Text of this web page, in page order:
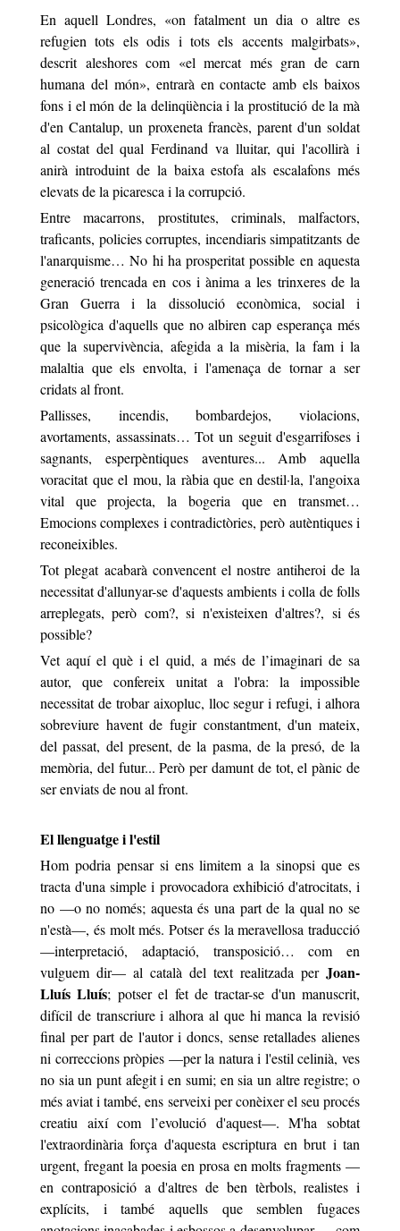
En aquell Londres, «on fatalment un dia o altre es
refugien tots els odis i tots els accents malgirbats»,
descrit aleshores com «el mercat més gran de carn
humana del món», entrarà en contacte amb els baixos
fons i el món de la delinqüència i la prostitució de la mà
d'en Cantalup, un proxeneta francès, parent d'un soldat
al costat del qual Ferdinand va lluitar, qui l'acollirà i
anirà introduint de la baixa estofa als escalafons més
elevats de la picaresca i la corrupció.
Entre macarrons, prostitutes, criminals, malfactors,
traficants, policies corruptes, incendiaris simpatitzants de
l'anarquisme… No hi ha prosperitat possible en aquesta
generació trencada en cos i ànima a les trinxeres de la
Gran Guerra i la dissolució econòmica, social i
psicològica d'aquells que no albiren cap esperança més
que la supervivència, afegida a la misèria, la fam i la
malaltia que els envolta, i l'amenaça de tornar a ser
cridats al front.
Pallisses, incendis, bombardejos, violacions,
avortaments, assassinats… Tot un seguit d'esgarrifoses i
sagnants, esperpèntiques aventures... Amb aquella
voracitat que el mou, la ràbia que en destil·la, l'angoixa
vital que projecta, la bogeria que en transmet…
Emocions complexes i contradictòries, però autèntiques i
reconeixibles.
Tot plegat acabarà convencent el nostre antiheroi de la
necessitat d'allunyar-se d'aquests ambients i colla de folls
arreplegats, però com?, si n'existeixen d'altres?, si és
possible?
Vet aquí el què i el quid, a més de l’imaginari de sa
autor, que confereix unitat a l'obra: la impossible
necessitat de trobar aixopluc, lloc segur i refugi, i alhora
sobreviure havent de fugir constantment, d'un mateix,
del passat, del present, de la pasma, de la presó, de la
memòria, del futur... Però per damunt de tot, el pànic de
ser enviats de nou al front.
El llenguatge i l'estil
Hom podria pensar si ens limitem a la sinopsi que es
tracta d'una simple i provocadora exhibició d'atrocitats, i
no —o no només; aquesta és una part de la qual no se
n'està—, és molt més. Potser és la meravellosa traducció
—interpretació, adaptació, transposició… com en
vulguem dir— al català del text realitzada per Joan-
Lluís Lluís; potser el fet de tractar-se d'un manuscrit,
difícil de transcriure i alhora al que hi manca la revisió
final per part de l'autor i doncs, sense retallades alienes
ni correccions pròpies —per la natura i l'estil celinià, ves
no sia un punt afegit i en sumi; en sia un altre registre; o
més aviat i també, ens serveixi per conèixer el seu procés
creatiu així com l’evolució d'aquest—. M'ha sobtat
l'extraordinària força d'aquesta escriptura en brut i tan
urgent, fregant la poesia en prosa en molts fragments —
en contraposició a d'altres de ben tèrbols, realistes i
explícits, i també aquells que semblen fugaces